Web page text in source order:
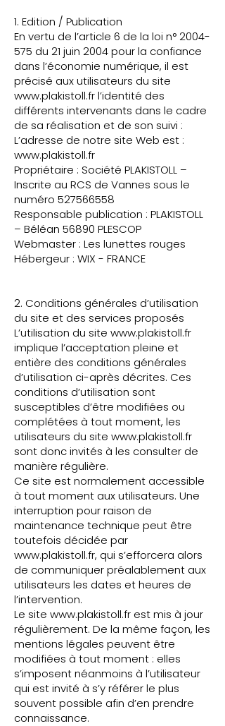
1. Edition / Publication
En vertu de l’article 6 de la loi n°2004-
575 du 21 juin 2004 pour la confiance
dans l’économie numérique, il est
précisé aux utilisateurs du site
www.plakistoll.frl’identité des
différents intervenants dans le cadre
de sa réalisation et de son suivi :
L’adresse de notre site Web est :
www.plakistoll.fr
Propriétaire : Société PLAKISTOLL –
Inscrite au RCS de Vannes sous le
numéro 527566558
Responsable publication : PLAKISTOLL
– Béléan 56890 PLESCOP
Webmaster : Les lunettes rouges
Hébergeur : WIX - FRANCE
2. Conditions générales d’utilisation
du site et des services proposés
L’utilisation du site www.plakistoll.fr
implique l’acceptation pleine et
entière des conditions générales
d’utilisation ci-après décrites. Ces
conditions d’utilisation sont
susceptibles d’être modifiées ou
complétées à tout moment, les
utilisateurs du site www.plakistoll.fr
sont donc invités à les consulter de
manière régulière.
Ce site est normalement accessible
à tout moment aux utilisateurs. Une
interruption pour raison de
maintenance technique peut être
toutefois décidée par
www.plakistoll.fr, qui s’efforcera alors
de communiquer préalablement aux
utilisateurs les dates et heures de
l’intervention.
Le site www.plakistoll.fr est mis à jour
régulièrement. De la même façon, les
mentions légales peuvent être
modifiées à tout moment : elles
s’imposent néanmoins à l’utilisateur
qui est invité à s’y référer le plus
souvent possible afin d’en prendre
connaissance.